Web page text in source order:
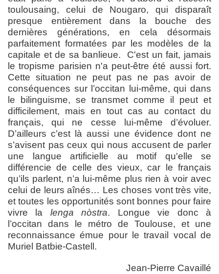
toulousaing, celui de Nougaro, qui disparaît
presque entièrement dans la bouche des
dernières générations, en cela désormais
parfaitement formatées par les modèles de la
capitale et de sa banlieue. C'est un fait, jamais
le tropisme parisien n'a peut-être été aussi fort.
Cette situation ne peut pas ne pas avoir de
conséquences sur l’occitan lui-même, qui dans
le bilinguisme, se transmet comme il peut et
difficilement, mais en tout cas au contact du
français, qui ne cesse lui-même d’évoluer.
D’ailleurs c’est là aussi une évidence dont ne
s’avisent pas ceux qui nous accusent de parler
une langue artificielle au motif qu'elle se
différencie de celle des vieux, car le français
qu’ils parlent, n’a lui-même plus rien à voir avec
celui de leurs aînés… Les choses vont très vite,
et toutes les opportunités sont bonnes pour faire
vivre la lenga nòstra. Longue vie donc à
l’occitan dans le métro de Toulouse, et une
reconnaissance émue pour le travail vocal de
Muriel Batbie-Castell.
Jean-Pierre Cavaillé